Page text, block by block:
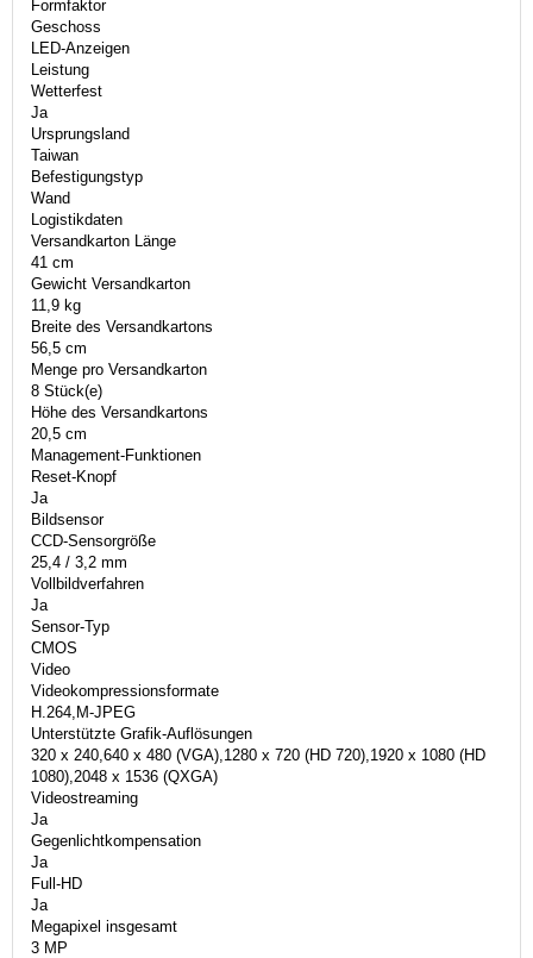
Formfaktor
Geschoss
LED-Anzeigen
Leistung
Wetterfest
Ja
Ursprungsland
Taiwan
Befestigungstyp
Wand
Logistikdaten
Versandkarton Länge
41 cm
Gewicht Versandkarton
11,9 kg
Breite des Versandkartons
56,5 cm
Menge pro Versandkarton
8 Stück(e)
Höhe des Versandkartons
20,5 cm
Management-Funktionen
Reset-Knopf
Ja
Bildsensor
CCD-Sensorgröße
25,4 / 3,2 mm
Vollbildverfahren
Ja
Sensor-Typ
CMOS
Video
Videokompressionsformate
H.264,M-JPEG
Unterstützte Grafik-Auflösungen
320 x 240,640 x 480 (VGA),1280 x 720 (HD 720),1920 x 1080 (HD
1080),2048 x 1536 (QXGA)
Videostreaming
Ja
Gegenlichtkompensation
Ja
Full-HD
Ja
Megapixel insgesamt
3 MP